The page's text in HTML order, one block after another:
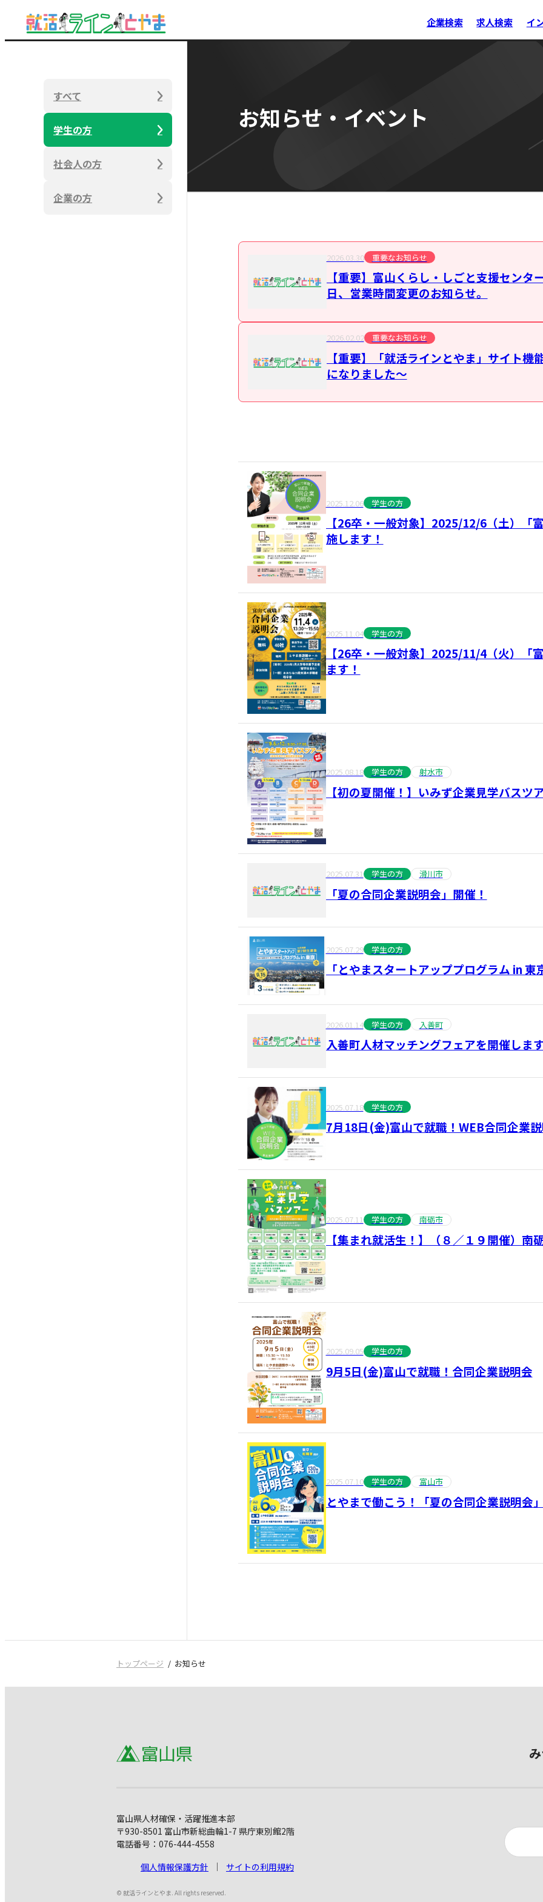
企業検索 求人検索 イ
すべて
学生の方
社会人の方
企業の方
お知らせ・イベント
2026.03.30 重要なお知らせ
【重要】富山くらし・しごと支援セン
日、営業時間変更のお知らせ。
2026.02.02 重要なお知らせ
【重要】「就活ラインとやま」サイト
になりました～
2025.12.06 学生の方
【26卒・一般対象】2025/12/6（土）「
施します！
2025.11.04 学生の方
【26卒・一般対象】2025/11/4（火）「
ます！
2025.08.18 学生の方 射水市
【初の夏開催！】いみず企業見学バスツ
2025.07.31 学生の方 滑川市
「夏の合同企業説明会」開催！
2025.07.29 学生の方
「とやまスタートアッププログラム in 東
2026.01.14 学生の方 入善町
入善町人材マッチングフェアを開催しま
2025.07.18 学生の方
7月18日(金)富山で就職！WEB合同企業
2025.07.11 学生の方 南砺市
【集まれ就活生！】（８／１９開催）南
2025.09.05 学生の方
9月5日(金)富山で就職！合同企業説明会
2025.07.10 学生の方 富山市
とやまで働こう！「夏の合同企業説明会
トップページ お知らせ
富山県人材確保・活躍推進本部
〒930-8501 富山市新総曲輪1-7 県庁東別館2階
電話番号：076-444-4558
個人情報保護方針
サイトの利用規約
© 就活ラインとやま. All rights reserved.